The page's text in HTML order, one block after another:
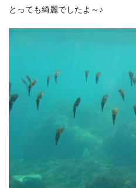
とっても綺麗でしたよ～♪